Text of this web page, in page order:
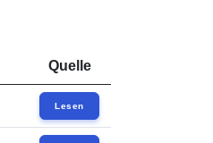
Quelle
Lesen